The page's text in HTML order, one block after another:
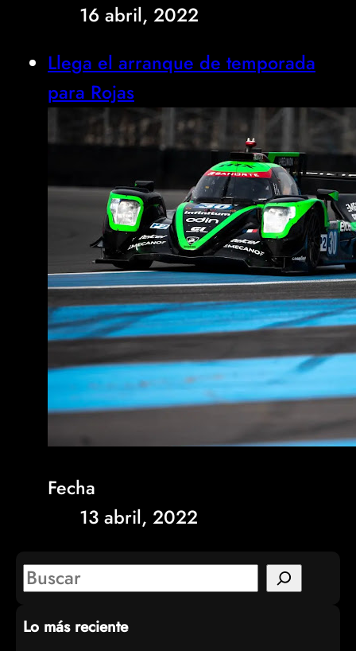
16 abril, 2022
Llega el arranque de temporada
para Rojas
Fecha
13 abril, 2022
S
a
Lo más reciente